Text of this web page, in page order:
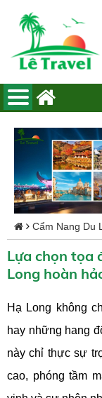
Cẩm Nang Du
Lựa chọn tọa
Long hoàn
Hạ Long không
hay những hang
này chỉ thực sự
cao, phóng tầm